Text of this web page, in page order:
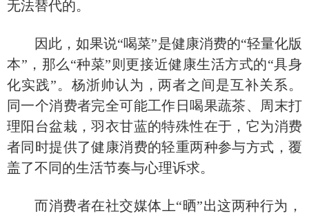
无法替代的。
因此，如果说“喝菜”是健康消费的“轻量化版
本”，那么“种菜”则更接近健康生活方式的“具身
化实践”。杨浙帅认为，两者之间是互补关系。
同一个消费者完全可能工作日喝果蔬茶、周末打
理阳台盆栽，羽衣甘蓝的特殊性在于，它为消费
者同时提供了健康消费的轻重两种参与方式，覆
盖了不同的生活节奏与心理诉求。
而消费者在社交媒体上“晒”出这两种行为，